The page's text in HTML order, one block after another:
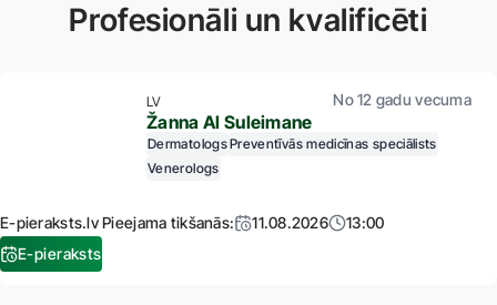
Profesionāli un kvalificēti
LV No 12 gadu vecuma
Žanna Al Suleimane
DermatologsPreventīvās medicīnas speciālists
Venerologs
E-pieraksts.lv Pieejama tikšanās: 11.08.2026
13:00
E-pieraksts